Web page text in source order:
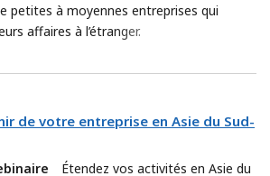
petites à moyennes entreprises qui
affaires à l’étranger.
de votre entreprise en Asie du Sud-
Étendez vos activités en Asie du